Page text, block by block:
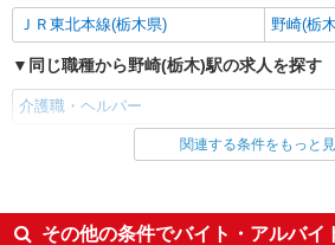
ＪＲ東北本線(栃木県) 野崎(栃
同じ職種から野崎(栃木)駅の求人を探す
介護職・ヘルパー
同じ雇用形態から野崎(栃木)駅の求人を
同じ特徴から野崎(栃木)駅の求人を探す
関連する条件をもっと
その他の条件でバイト・アルバイ